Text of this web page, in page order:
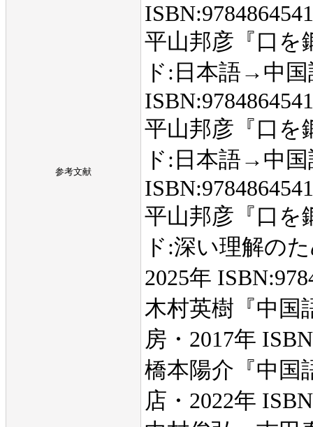
参考文献
平山邦彦『口を
ド:日本語→中
平山邦彦『口を
ド:日本語→中
平山邦彦『口を
ド:深い理解の
2025年
木村英樹『中国
房・2017年
橋本陽介『中国
店・2022年